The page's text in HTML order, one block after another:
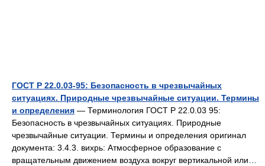
ГОСТ Р 22.0.03-95: Безопасность в чрезвычайных
ситуациях. Природные чрезвычайные ситуации. Термины
и определения — Терминология ГОСТ Р 22.0.03 95:
Безопасность в чрезвычайных ситуациях. Природные
чрезвычайные ситуации. Термины и определения оригинал
документа: 3.4.3. вихрь: Атмосферное образование с
вращательным движением воздуха вокруг вертикальной или…